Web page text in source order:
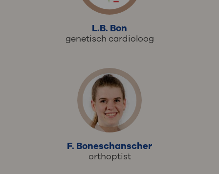
L.B. Bon
genetisch cardioloog
F. Boneschanscher
orthoptist